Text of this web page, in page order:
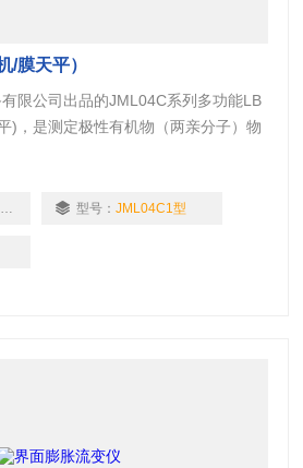
/膜天平）
有限公司出品的JML04C系列多功能LB
)，是测定极性有机物（两亲分子）物
面张力（ r）或表面压力（π）之间的
采用膜天平技术证实了上述观点。
型号：JML04C1型